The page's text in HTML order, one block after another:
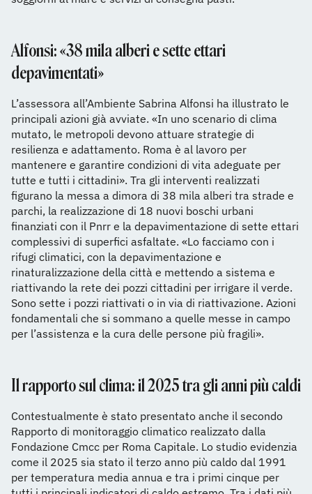
Alfonsi: «38 mila alberi e sette ettari
depavimentati»
L’assessora all’Ambiente Sabrina Alfonsi ha illustrato le
principali azioni già avviate. «In uno scenario di clima
mutato, le metropoli devono attuare strategie di
resilienza e adattamento. Roma è al lavoro per
mantenere e garantire condizioni di vita adeguate per
tutte e tutti i cittadini». Tra gli interventi realizzati
figurano la messa a dimora di 38 mila alberi tra strade e
parchi, la realizzazione di 18 nuovi boschi urbani
finanziati con il Pnrr e la depavimentazione di sette ettari
complessivi di superfici asfaltate. «Lo facciamo con i
rifugi climatici, con la depavimentazione e
rinaturalizzazione della città e mettendo a sistema e
riattivando la rete dei pozzi cittadini per irrigare il verde.
Sono sette i pozzi riattivati o in via di riattivazione. Azioni
fondamentali che si sommano a quelle messe in campo
per l’assistenza e la cura delle persone più fragili».
Il rapporto sul clima: il 2025 tra gli anni più caldi
Contestualmente è stato presentato anche il secondo
Rapporto di monitoraggio climatico realizzato dalla
Fondazione Cmcc per Roma Capitale. Lo studio evidenzia
come il 2025 sia stato il terzo anno più caldo dal 1991
per temperatura media annua e tra i primi cinque per